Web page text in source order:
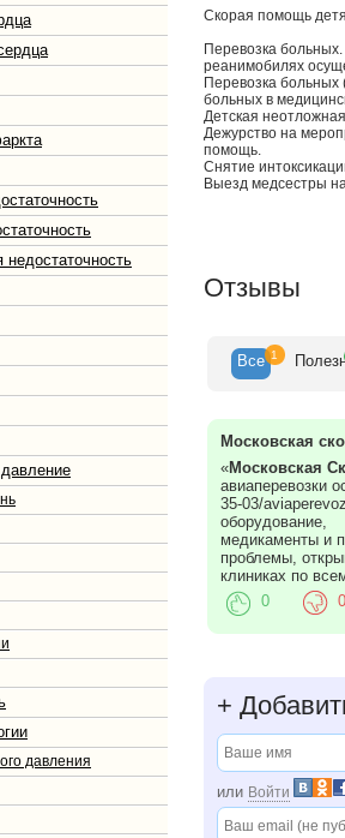
давления
Скорая помощь
Перевозка
реанимобилях
Перевозка больных
больных в
Детская
Дежурство на
помощь.
Снятие
Выезд медсестры
Отзывы
Все 1
Московская
«Московская
авиаперевозки
35-03/
оборудование,
медикаменты и
проблемы,
клиниках по
0
0
+
или Войти